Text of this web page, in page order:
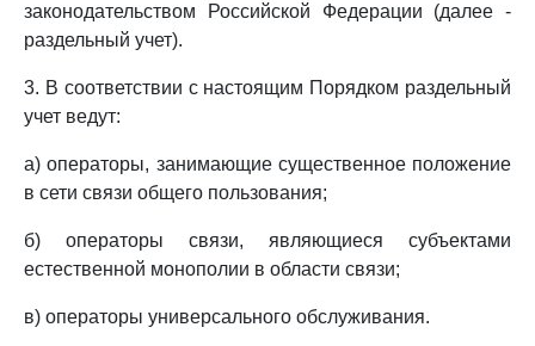
законодательством Российской Федерации (далее -
раздельный учет).
3. В соответствии с настоящим Порядком раздельный
учет ведут:
а) операторы, занимающие существенное положение
в сети связи общего пользования;
б) операторы связи, являющиеся субъектами
естественной монополии в области связи;
в) операторы универсального обслуживания.